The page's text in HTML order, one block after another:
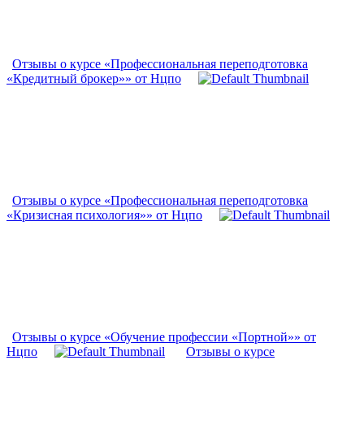
Отзывы о курсе «Профессиональная переподготовка
«Кредитный брокер»» от Нцпо
Отзывы о курсе «Профессиональная переподготовка
«Кризисная психология»» от Нцпо
Отзывы о курсе «Обучение профессии «Портной»» от
Нцпо
Отзывы о курсе